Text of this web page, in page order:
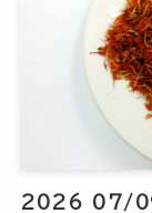
2026 07/09